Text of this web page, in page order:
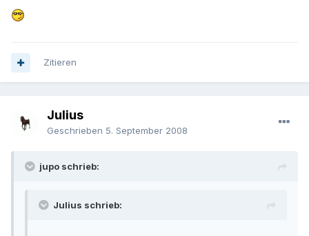
Zitieren
Julius
Geschrieben 5. September 2008
jupo schrieb:
Julius schrieb: